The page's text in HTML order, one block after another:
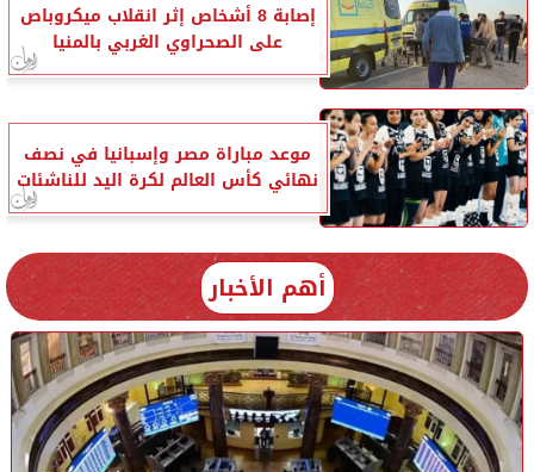
إصابة 8 أشخاص إثر انقلاب ميكروباص
على الصحراوي الغربي بالمنيا
موعد مباراة مصر وإسبانيا في نصف
نهائي كأس العالم لكرة اليد للناشئات
أهم الأخبار